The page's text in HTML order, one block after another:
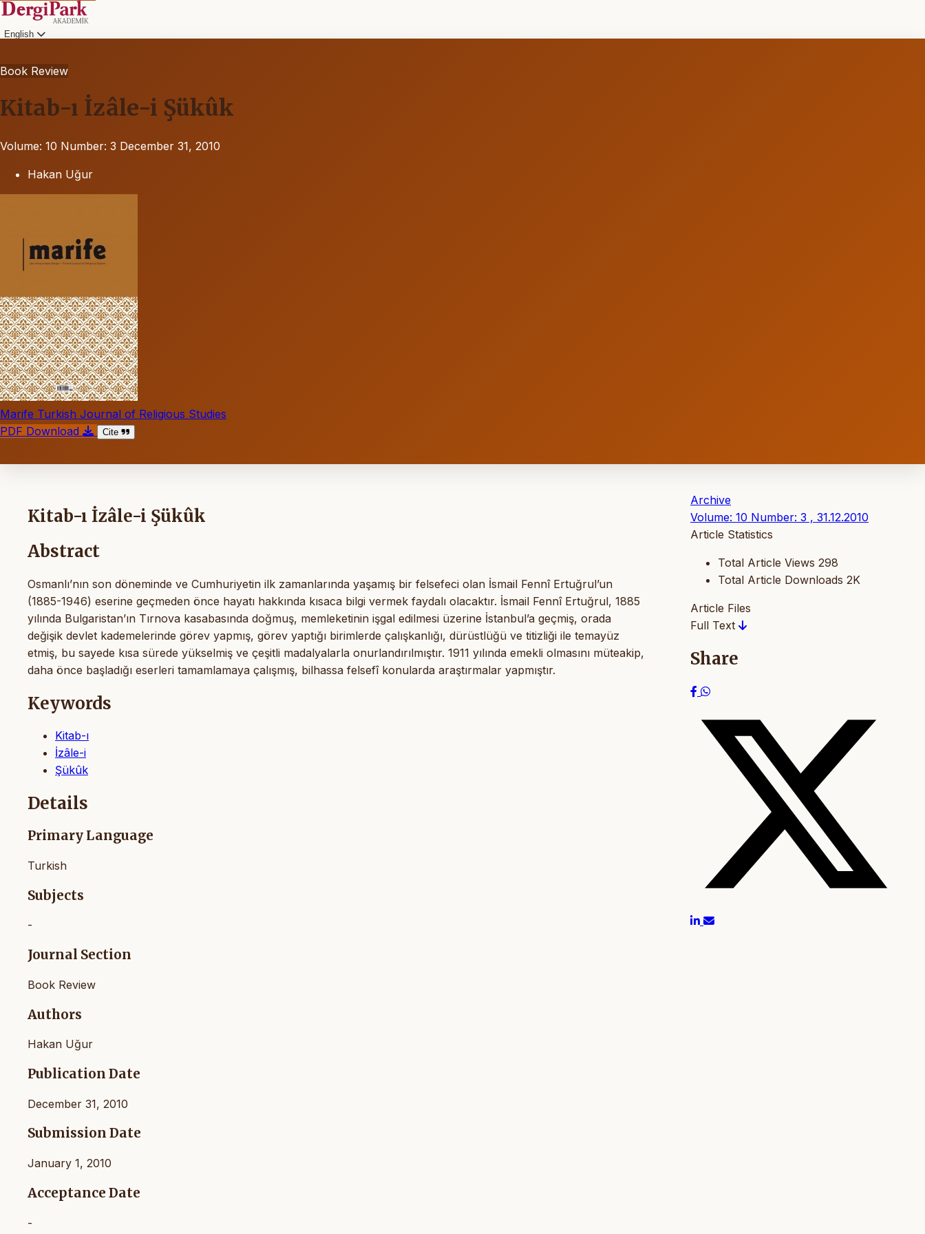
English
Book Review
Kitab-ı İzâle-i Şükûk
Volume: 10 Number: 3 December 31, 2010
Hakan Uğur
Marife Turkish Journal of Religious Studies
PDF Download
Cite
Kitab-ı İzâle-i Şükûk
Abstract
Osmanlı’nın son döneminde ve Cumhuriyetin ilk zamanlarında yaşamış bir felsefeci olan İsmail Fennî Ertuğrul’un
(1885-1946) eserine geçmeden önce hayatı hakkında kısaca bilgi vermek faydalı olacaktır. İsmail Fennî Ertuğrul, 1885
yılında Bulgaristan’ın Tırnova kasabasında doğmuş, memleketinin işgal edilmesi üzerine İstanbul’a geçmiş, orada
değişik devlet kademelerinde görev yapmış, görev yaptığı birimlerde çalışkanlığı, dürüstlüğü ve titizliği ile temayüz
etmiş, bu sayede kısa sürede yükselmiş ve çeşitli madalyalarla onurlandırılmıştır. 1911 yılında emekli olmasını müteakip,
daha önce başladığı eserleri tamamlamaya çalışmış, bilhassa felsefî konularda araştırmalar yapmıştır.
Keywords
Kitab-ı
İzâle-i
Şükûk
Details
Primary Language
Turkish
Subjects
-
Journal Section
Book Review
Authors
Hakan Uğur
Publication Date
December 31, 2010
Submission Date
January 1, 2010
Acceptance Date
-
Archive
Volume: 10 Number: 3 , 31.12.2010
Article Statistics
Total Article Views 298
Total Article Downloads 2K
Article Files
Full Text
Share